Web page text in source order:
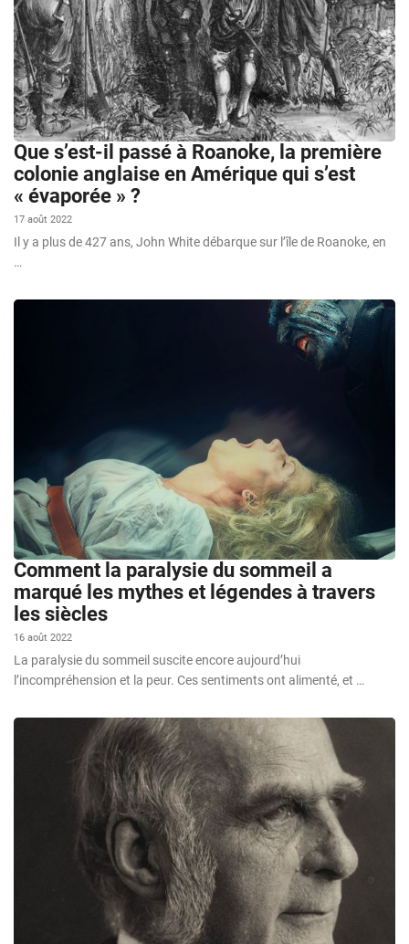
Que s’est-il passé à Roanoke, la première
colonie anglaise en Amérique qui s’est
« évaporée » ?
17 août 2022
Il y a plus de 427 ans, John White débarque sur l’île de Roanoke, en
…
Comment la paralysie du sommeil a
marqué les mythes et légendes à travers
les siècles
16 août 2022
La paralysie du sommeil suscite encore aujourd’hui
l’incompréhension et la peur. Ces sentiments ont alimenté, et …